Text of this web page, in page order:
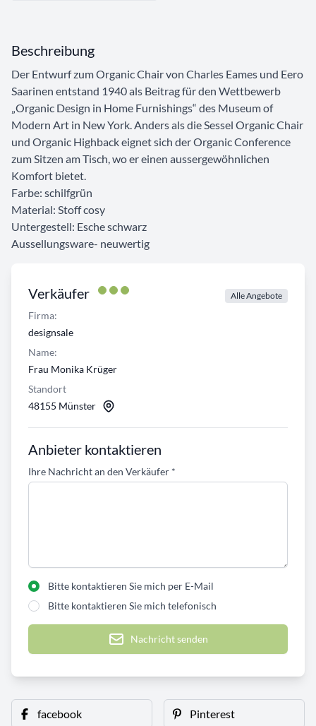
Verkäufer Alle Angebote
Firma:
designsale
Name:
Frau Monika Krüger
Standort
48155 Münster
Anbieter kontaktieren
Ihre Nachricht an den Verkäufer *
Bitte kontaktieren Sie mich per E-Mail
Bitte kontaktieren Sie mich telefonisch
Nachricht senden
Beschreibung
Der Entwurf zum Organic Chair von Charles Eames und Eero
Saarinen entstand 1940 als Beitrag für den Wettbewerb
„Organic Design in Home Furnishings“ des Museum of
Modern Art in New York. Anders als die Sessel Organic Chair
und Organic Highback eignet sich der Organic Conference
zum Sitzen am Tisch, wo er einen aussergewöhnlichen
Komfort bietet.
Farbe: schilfgrün
Material: Stoff cosy
Untergestell: Esche schwarz
Aussellungsware- neuwertig
facebook Pinterest